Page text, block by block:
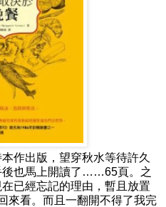
作出版，望穿秋水等待許久
後也馬上開讀了……65頁。之
已經忘記的理由，暫且放置
來看。而且一翻開不得了我完